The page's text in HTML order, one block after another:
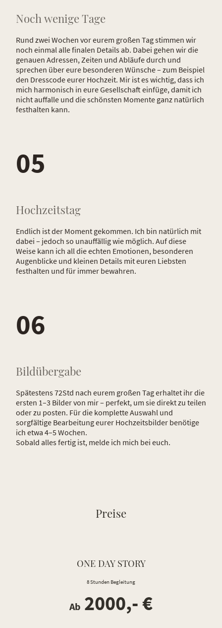
Noch wenige Tage
Rund zwei Wochen vor eurem großen Tag stimmen wir
noch einmal alle finalen Details ab. Dabei gehen wir die
genauen Adressen, Zeiten und Abläufe durch und
sprechen über eure besonderen Wünsche – zum Beispiel
den Dresscode eurer Hochzeit. Mir ist es wichtig, dass ich
mich harmonisch in eure Gesellschaft einfüge, damit ich
nicht auffalle und die schönsten Momente ganz natürlich
festhalten kann.
05
Hochzeitstag
Endlich ist der Moment gekommen. Ich bin natürlich mit
dabei – jedoch so unauffällig wie möglich. Auf diese
Weise kann ich all die echten Emotionen, besonderen
Augenblicke und kleinen Details mit euren Liebsten
festhalten und für immer bewahren.
06
Bildübergabe
Spätestens 72Std nach eurem großen Tag erhaltet ihr die
ersten 1–3 Bilder von mir – perfekt, um sie direkt zu teilen
oder zu posten. Für die komplette Auswahl und
sorgfältige Bearbeitung eurer Hochzeitsbilder benötige
ich etwa 4–5 Wochen.
Sobald alles fertig ist, melde ich mich bei euch.
Preise
ONE DAY STORY
8 Stunden Begleitung
Ab 2000,- €